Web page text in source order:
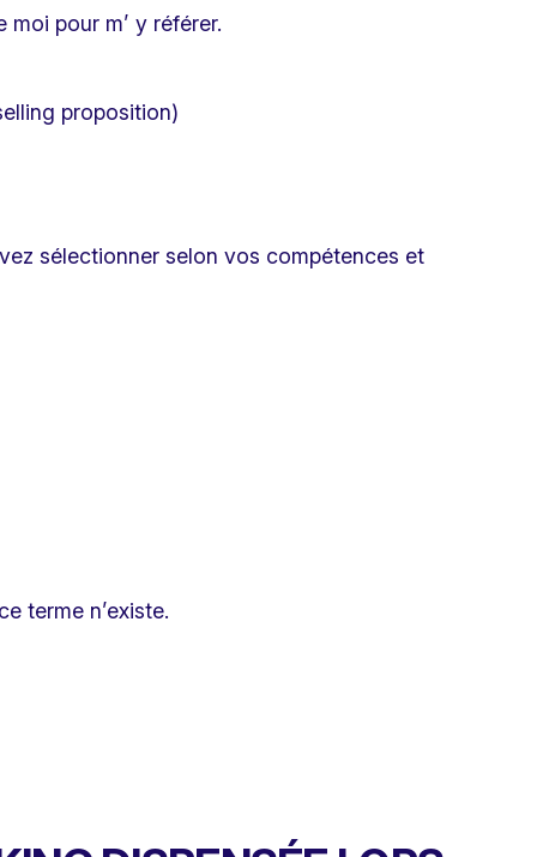
moi pour m’ y référer.
proposition)
sélectionner selon vos compétences et
terme n’existe.